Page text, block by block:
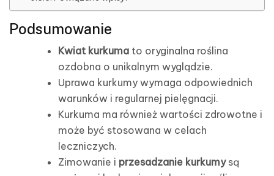
Podsumowanie
Kwiat kurkuma to oryginalna roślina
ozdobna o unikalnym wyglądzie.
Uprawa kurkumy wymaga odpowiednich
warunków i regularnej pielęgnacji.
Kurkuma ma również wartości zdrowotne i
może być stosowana w celach
leczniczych.
Zimowanie i przesadzanie kurkumysą